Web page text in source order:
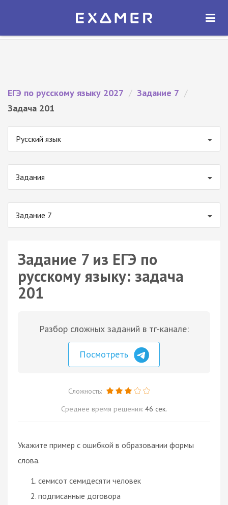
Экзамер — ЕГЭ 2027
ОТКРЫТЬ
ЕГЭ по русскому языку 2027 / Задание 7 /
Задача 201
Русский язык
Задания
Задание 7
Задание 7 из ЕГЭ по
русскому языку: задача
201
Разбор сложных заданий в тг-канале:
Посмотреть
Сложность:
Среднее время решения: 46 сек.
Укажите пример с ошибкой в образовании формы
слова.
семисот семидесяти человек
подписанные договора